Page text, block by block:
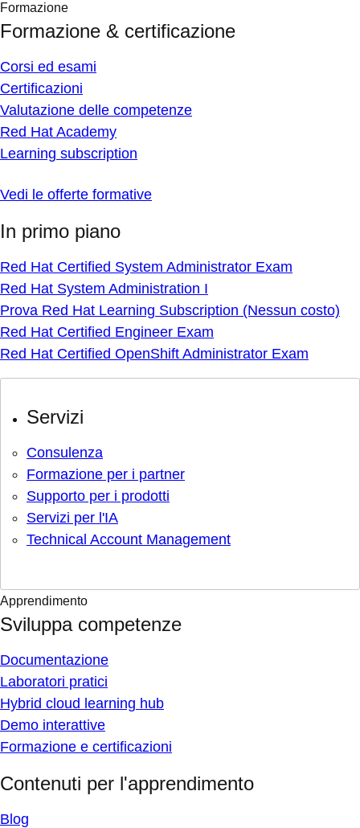
Formazione
Formazione & certificazione
Corsi ed esami
Certificazioni
Valutazione delle competenze
Red Hat Academy
Learning subscription
Vedi le offerte formative
In primo piano
Red Hat Certified System Administrator Exam
Red Hat System Administration I
Prova Red Hat Learning Subscription (Nessun costo)
Red Hat Certified Engineer Exam
Red Hat Certified OpenShift Administrator Exam
Servizi
Consulenza
Formazione per i partner
Supporto per i prodotti
Servizi per l'IA
Technical Account Management
Apprendimento
Sviluppa competenze
Documentazione
Laboratori pratici
Hybrid cloud learning hub
Demo interattive
Formazione e certificazioni
Contenuti per l'apprendimento
Blog